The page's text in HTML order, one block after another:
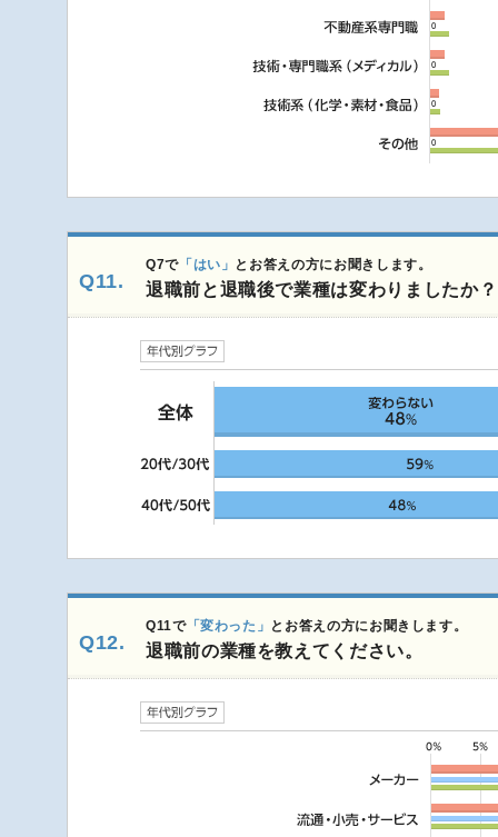
Q11.
Q7で「はい」 とお答えの方にお聞きします。
退職前と退職後で業種は変わりましたか？
Q12.
Q11で「変わった」 とお答えの方にお聞きします。
退職前の業種を教えてください。